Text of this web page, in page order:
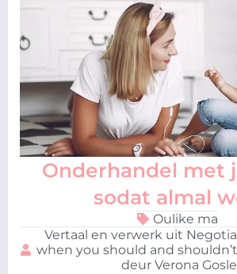
Onderhandel met
sodat almal
Oulike ma
Vertaal en verwerk uit
when you should and
deur Verona